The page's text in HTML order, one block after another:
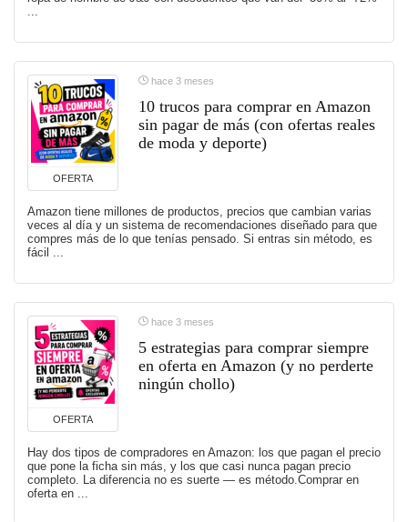
OFERTA
hace 3 meses
10 trucos para comprar en Amazon
sin pagar de más (con ofertas reales
de moda y deporte)
Amazon tiene millones de productos, precios que cambian varias
veces al día y un sistema de recomendaciones diseñado para que
compres más de lo que tenías pensado. Si entras sin método, es
fácil ...
OFERTA
hace 3 meses
5 estrategias para comprar siempre
en oferta en Amazon (y no perderte
ningún chollo)
Hay dos tipos de compradores en Amazon: los que pagan el precio
que pone la ficha sin más, y los que casi nunca pagan precio
completo. La diferencia no es suerte — es método.Comprar en
oferta en ...